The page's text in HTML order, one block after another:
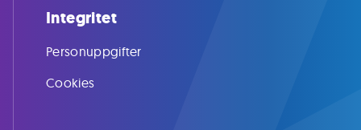
Integritet
Personuppgifter
Cookies